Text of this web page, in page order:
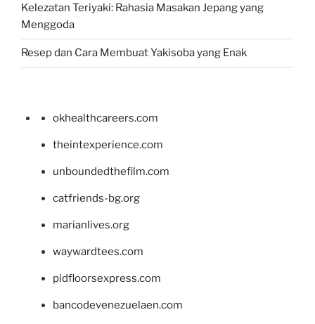
Kelezatan Teriyaki: Rahasia Masakan Jepang yang
Menggoda
Resep dan Cara Membuat Yakisoba yang Enak
okhealthcareers.com
theintexperience.com
unboundedthefilm.com
catfriends-bg.org
marianlives.org
waywardtees.com
pidfloorsexpress.com
bancodevenezuelaen.com